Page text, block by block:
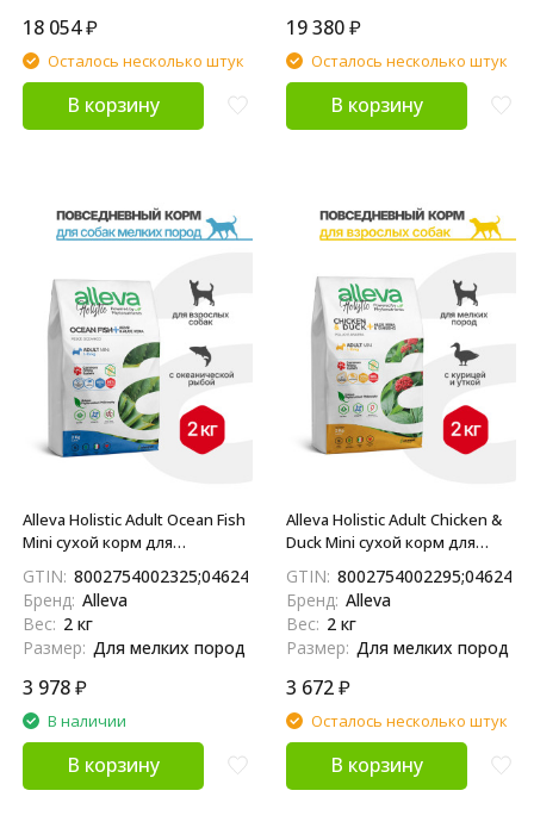
18 054₽
Осталось несколько штук
В корзину
19 380₽
Осталось несколько штук
В корзину
Alleva Holistic Adult Ocean Fish
Mini сухой корм для
океанической рыбой,
коноплей и алое вера - 2 кг
GTIN: 8002754002325;04624837890700
Бренд: Alleva
Вес: 2 кг
Размер: Для мелких пород
3 978₽
В наличии
В корзину
Alleva Holistic Adult Chicken &
Duck Mini сухой корм для
уткой, алое вера и
женьшенем - 2 кг
GTIN:
Бренд: Alleva
Вес: 2 кг
Размер: Для мелких пород
3 672₽
Осталось несколько штук
В корзину